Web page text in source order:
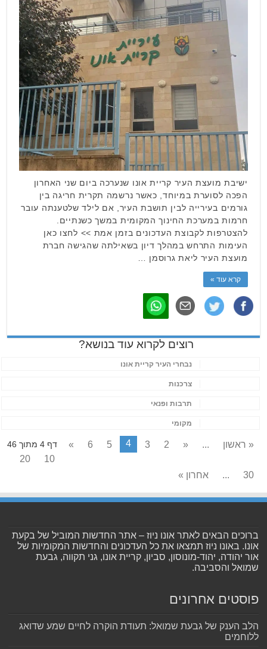
ישיבת מועצת העיר קריית אונו שנערכה ביום שני האחרון
הפכה לסוערת במיוחד, כאשר נרשמה תקרית חריגה בין
גורמים בעירייה לבין תושבת העיר, אם לילד שלטענתה עובר
חרמות במערכת החינוך המקומית במשך כשנתיים.
להצטרפות לקבוצת העדכונים בזמן אמת >> לחצו כאן
העימות התרחש במהלך דיון בשאילתה שהגישה חברת
מועצת העיר ליאת גרוסמן …
קרא עוד »
רוצים לקרוא עוד בנושא?
נבחרי העיר קריית אונו
צרכנות
תרבות ופנאי
מקומי
דף 4 מתוך 46 « ראשון ...
«
2
3
4
5
6
»
10
20
30
... אחרון »
ברוכים הבאים לאתר אונו ניוז – אתר החדשות המוביל של בקעת
אונו. באונו ניוז תמצאו את כל העדכונים והחדשות המקומיות של
אור יהודה, יהוד-מונוסון, סביון, קריית אונו, גני תקווה, גבעת
שמואל והסביבה.
פוסטים אחרונים
הלב הענק של גבעת שמואל: תעודת הוקרה לחיים שמע שדואג
ללוחמים